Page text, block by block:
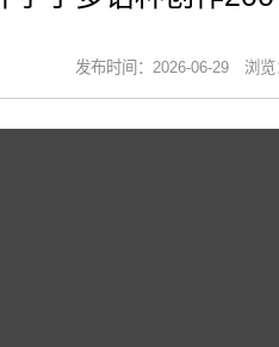
发布时间：2026-06-29 浏览